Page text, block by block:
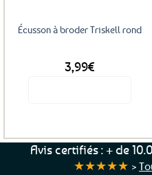
Écusson à broder Triskell rond
3,99€
Avis certifiés : + de
★★★★★ >